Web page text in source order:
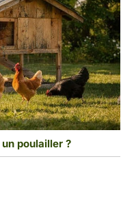
poulailler ?